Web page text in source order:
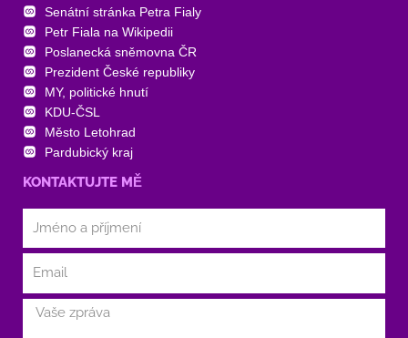
Senátní stránka Petra Fialy
Petr Fiala na Wikipedii
Poslanecká sněmovna ČR
Prezident České republiky
MY, politické hnutí
KDU-ČSL
Město Letohrad
Pardubický kraj
KONTAKTUJTE MĚ